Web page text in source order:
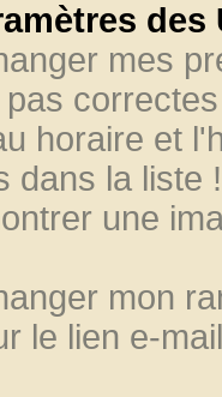
mes
horaire et
dans la liste !
une
mon
le lien e-